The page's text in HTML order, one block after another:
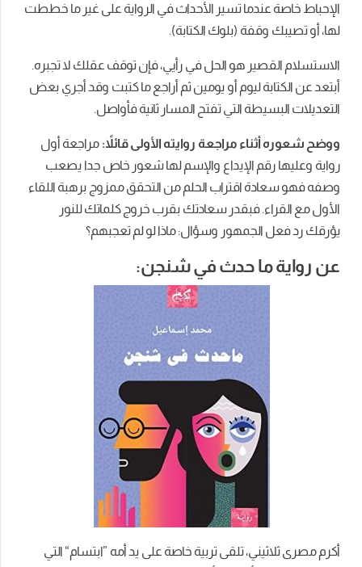
الإحباط خاصة عندما تسير الأحداث في الرواية على غير ما خططت
لها، أو تصيبك وقفة (بلوك الكتابة).
الاستسلام القصير هو الحل في رأيي، فإن توقف عقلك لا تجبره.
أبتعد عن الكتابة ليوم أو يومين ثم أراجع ما كتبت وقد أجري بعض
التعديلات البسيطة التي تفتح المسار ثانية فأواصل.
ووضح شعوره أثناء مراجعة روايته الأولى قائلاً: مراجعة أول
رواية وعليها رقم الإيداع والإسم لها شعور خاص جدا يصعب
وصفه فهو سعادة اقتراب الحلم من التحقق ممزوج برهبة اللقاء
الأول مع القراء. فبقدر سعادتك بقرب خروج كلماتك للنور
يؤرقك رد فعل الجمهور وسؤال: ماذا لو لم تعجبهم؟
عن رواية ما حدث في شنجن:
أكرم مصرى ثلاثيني، تلقى تربية خاصة على يد أمه ”ابتسام“ التي